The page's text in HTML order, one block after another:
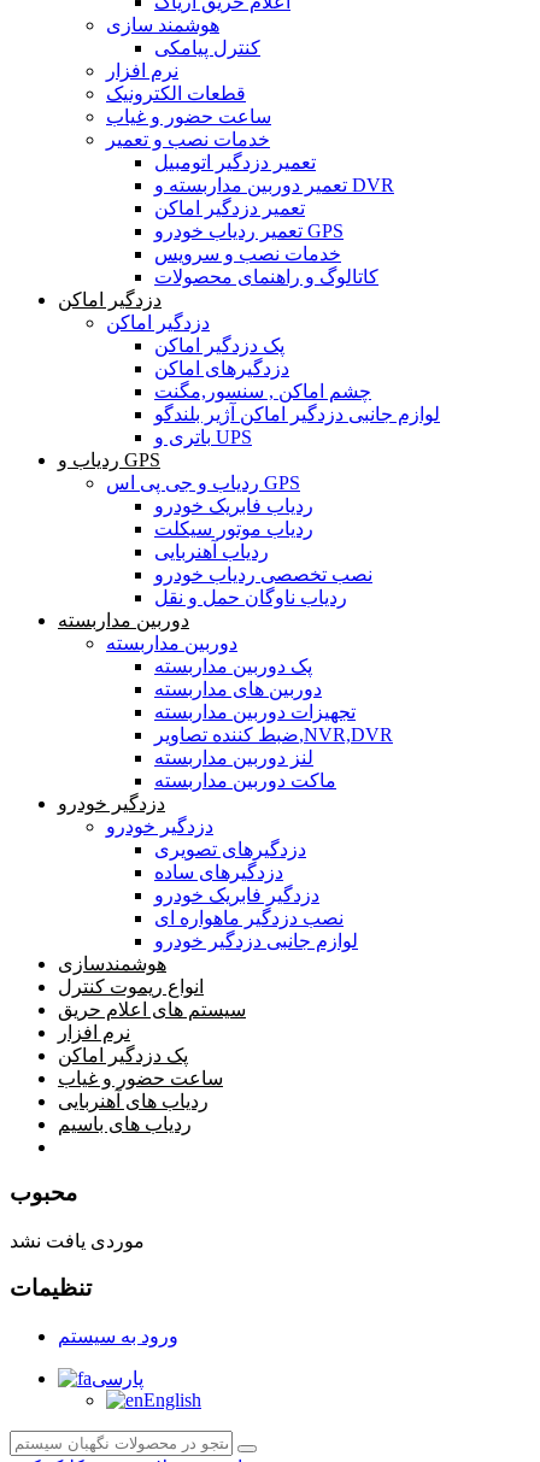
هوشمند سازی
کنترل پیامکی
نرم افزار
قطعات الکترونیک
ساعت حضور و غیاب
خدمات نصب و تعمیر
تعمیر دزدگیر اتومبیل
تعمیر دوربین مداربسته و DVR
تعمیر دزدگیر اماکن
تعمیر ردیاب خودرو GPS
خدمات نصب و سرویس
کاتالوگ و راهنمای محصولات
دزدگیر اماکن
دزدگیر اماکن
پک دزدگیر اماکن
دزدگیرهای اماکن
چشم اماکن , سنسور,مگنت
لوازم جانبی دزدگیر اماکن آژیر بلندگو
باتری و UPS
ردیاب و GPS
ردیاب و جی پی اس GPS
ردیاب فابریک خودرو
ردیاب موتور سیکلت
ردیاب آهنربایی
نصب تخصصی ردیاب خودرو
ردیاب ناوگان حمل و نقل
دوربین مداربسته
دوربین مداربسته
پک دوربین مداربسته
دوربین های مداربسته
تجهیزات دوربین مداربسته
ضبط کننده تصاویر,NVR,DVR
لنز دوربین مداربسته
ماکت دوربین مداربسته
دزدگیر خودرو
دزدگیر خودرو
دزدگیرهای تصویری
دزدگیرهای ساده
دزدگیر فابریک خودرو
نصب دزدگیر ماهواره ای
لوازم جانبی دزدگیر خودرو
هوشمندسازی
انواع ریموت کنترل
سیستم های اعلام حریق
نرم افزار
پک دزدگیر اماکن
ساعت حضور و غیاب
ردیاب های آهنربایی
ردیاب های باسیم
محبوب
موردی یافت نشد
تنظیمات
ورود به سیستم
پارسی
English